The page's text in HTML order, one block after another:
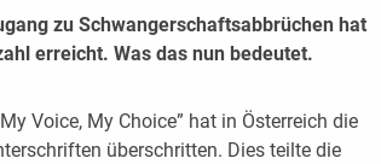
zu Schwangerschaftsabbrüchen hat
erreicht. Was das nun bedeutet.
Voice, My Choice” hat in Österreich die
überschritten. Dies teilte die